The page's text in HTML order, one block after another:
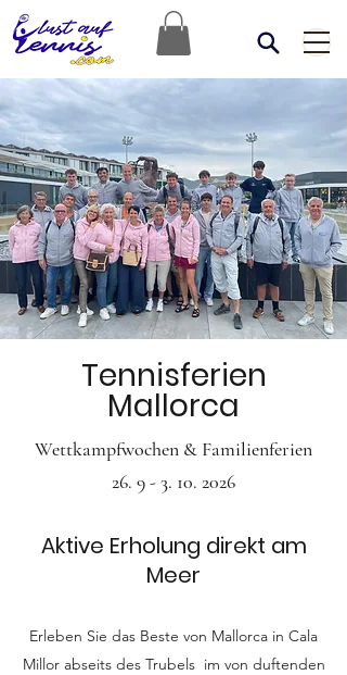
Tennisferien
Mallorca
Wettkampfwochen & Familienferien
26. 9 - 3. 10. 2026
Aktive Erholung direkt am
Meer
Erleben Sie das Beste von Mallorca in Cala
Millor abseits des Trubels im von duftenden